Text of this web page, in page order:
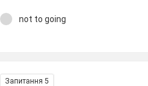
not to going
Запитання 5